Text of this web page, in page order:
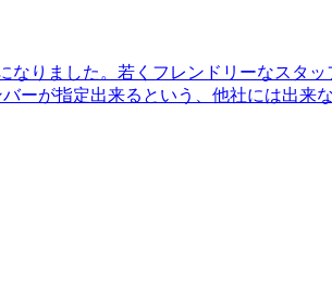
りました。若くフレンドリーなスタ
ーが指定出来るという、他社には出来